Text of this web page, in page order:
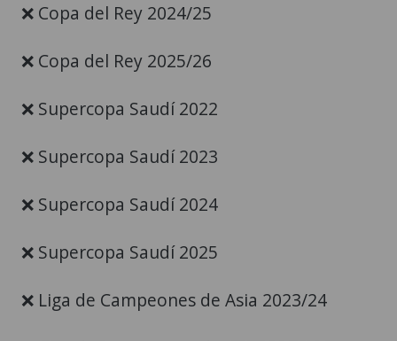
❌ Copa del Rey 2024/25
❌ Copa del Rey 2025/26
❌ Supercopa Saudí 2022
❌ Supercopa Saudí 2023
❌ Supercopa Saudí 2024
❌ Supercopa Saudí 2025
❌ Liga de Campeones de Asia 2023/24